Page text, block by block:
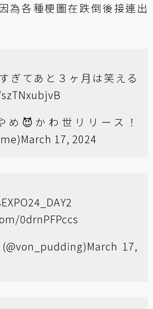
為各種梗圖在跌倒後接連出
ぎてあと３ヶ月は笑える
😈かわ世リリース！
March 17, 2024
0drnPFPccs
March 17,